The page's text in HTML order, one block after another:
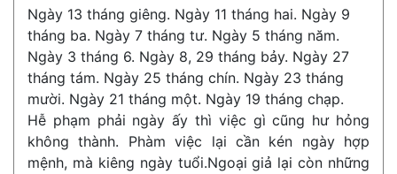
Ngày 13 tháng giêng. Ngày 11 tháng hai. Ngày 9
tháng ba. Ngày 7 tháng tư. Ngày 5 tháng năm.
Ngày 3 tháng 6. Ngày 8, 29 tháng bảy. Ngày 27
tháng tám. Ngày 25 tháng chín. Ngày 23 tháng
mười. Ngày 21 tháng một. Ngày 19 tháng chạp.
Hễ phạm phải ngày ấy thì việc gì cũng hư hỏng
không thành. Phàm việc lại cần kén ngày hợp
mệnh, mà kiêng ngày tuổi.Ngoại giả lại còn những